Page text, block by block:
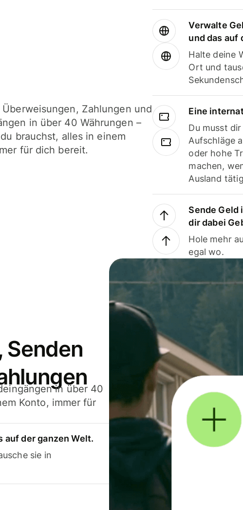
Zahlungen und
in über 40 Währungen –
brauchst, alles in einem
für dich bereit.
Verwalte
und das auf
Halte deine
Ort und
Eine
Du musst
Aufschläge
oder hohe
machen,
Ausland
Sende Geld
dir dabei
Hole mehr
egal wo.
Senden
in über 40
Konto, immer für
auf der ganzen Welt.
sie in